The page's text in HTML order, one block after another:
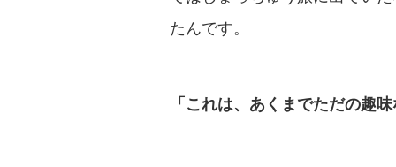
たんです。
「これは、あくまでただの趣